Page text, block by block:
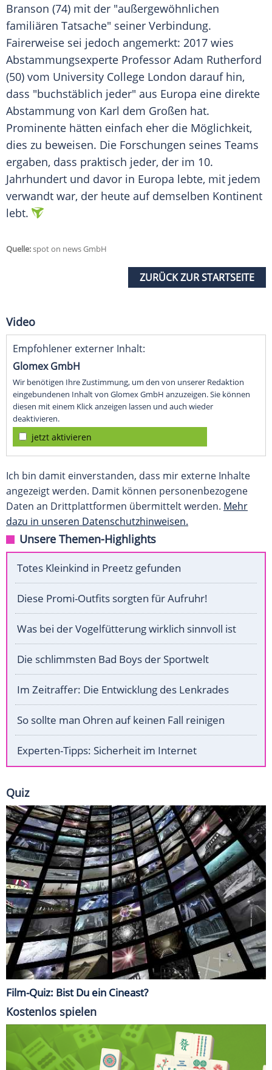
Branson (74) mit der "außergewöhnlichen
familiären Tatsache" seiner Verbindung.
Fairerweise sei jedoch angemerkt: 2017 wies
Abstammungsexperte Professor Adam Rutherford
(50) vom University College London darauf hin,
dass "buchstäblich jeder" aus Europa eine direkte
Abstammung von Karl dem Großen hat.
Prominente hätten einfach eher die Möglichkeit,
dies zu beweisen. Die Forschungen seines Teams
ergaben, dass praktisch jeder, der im 10.
Jahrhundert und davor in Europa lebte, mit jedem
verwandt war, der heute auf demselben Kontinent
lebt.
Quelle:spot on news GmbH
ZURÜCK ZUR STARTSEITE
Video
Empfohlener externer Inhalt:
Glomex GmbH
Wir benötigen Ihre Zustimmung, um den von unserer Redaktion
eingebundenen Inhalt von Glomex GmbH anzuzeigen. Sie können
diesen mit einem Klick anzeigen lassen und auch wieder
deaktivieren.
jetzt aktivieren
Ich bin damit einverstanden, dass mir externe Inhalte
angezeigt werden. Damit können personenbezogene
Daten an Drittplattformen übermittelt werden. Mehr
dazu in unseren Datenschutzhinweisen.
Unsere Themen-Highlights
Totes Kleinkind in Preetz gefunden
Diese Promi-Outfits sorgten für Aufruhr!
Was bei der Vogelfütterung wirklich sinnvoll ist
Die schlimmsten Bad Boys der Sportwelt
Im Zeitraffer: Die Entwicklung des Lenkrades
So sollte man Ohren auf keinen Fall reinigen
Experten-Tipps: Sicherheit im Internet
Quiz
Film-Quiz: Bist Du ein Cineast?
Kostenlos spielen